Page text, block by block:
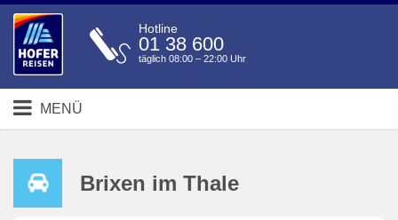
Hotline
01 38 600
täglich 08:00 – 22:00 Uhr
MENÜ
Brixen im Thale